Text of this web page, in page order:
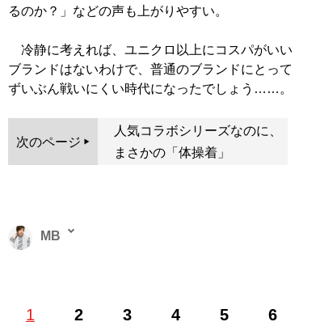
るのか？」などの声も上がりやすい。
冷静に考えれば、ユニクロ以上にコスパがいい
ブランドはないわけで、普通のブランドにとって
ずいぶん戦いにくい時代になったでしょう……。
次のページ
人気コラボシリーズなのに、
まさかの「体操着」
1 2 3 4 5 6
MB
か、『
MBの偏愛ブランド図鑑 』『 最速でおしゃれに見